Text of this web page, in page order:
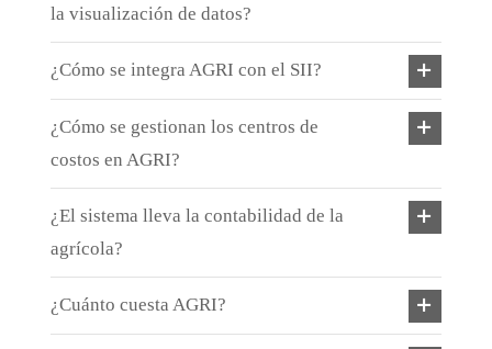
la visualización de datos?
¿Cómo se integra AGRI con el SII?
¿Cómo se gestionan los centros de
costos en AGRI?
¿El sistema lleva la contabilidad de la
agrícola?
¿Cuánto cuesta AGRI?